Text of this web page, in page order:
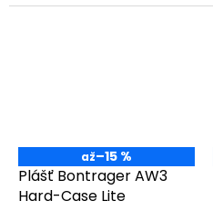
až–15 %
Plášť Bontrager AW3
Hard-Case Lite